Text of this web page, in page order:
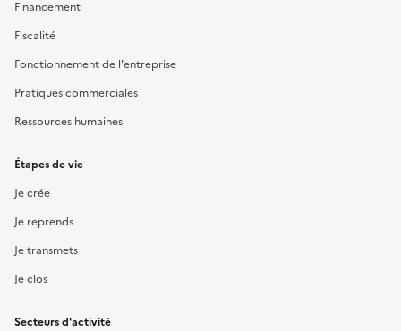
Financement
Fiscalité
Fonctionnement de l'entreprise
Pratiques commerciales
Ressources humaines
Étapes de vie
Je crée
Je reprends
Je transmets
Je clos
Secteurs d'activité